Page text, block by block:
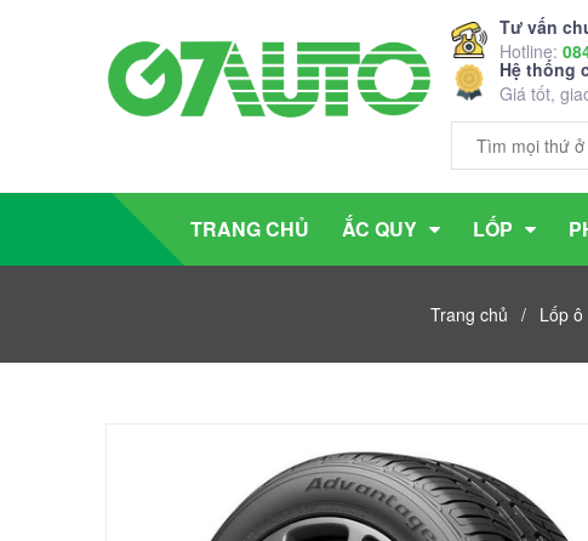
Tư vấn
Hotline:
Hệ thống
Giá tốt,
TRANG CHỦ ẮC QUY LỐP
Trang chủ / Lốp ô